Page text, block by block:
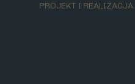
PROJEKT I REALIZACJA: